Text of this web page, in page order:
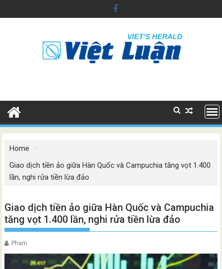
to
Home
Giao dịch tiền ảo giữa Hàn Quốc và Campuchia tăng vọt 1.400
lần, nghi rửa tiền lừa đảo
Giao dịch tiền ảo giữa Hàn Quốc và Campuchia
tăng vọt 1.400 lần, nghi rửa tiền lừa đảo
Pham